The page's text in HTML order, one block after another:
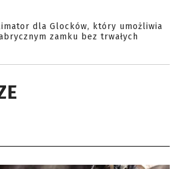
dla Glocków, który umożliwia
zamku bez trwałych